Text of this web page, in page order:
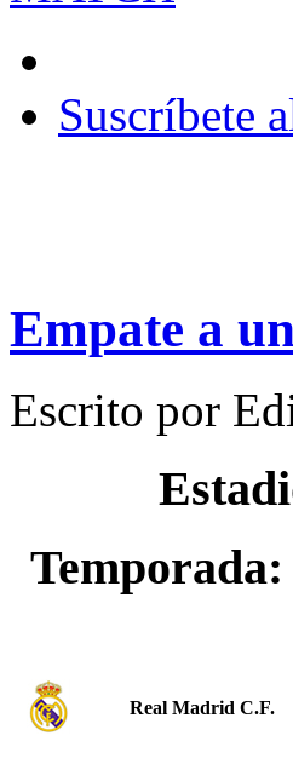
Suscríbete
Empate a
Escrito por
Temporada:
Real Madrid C.F.